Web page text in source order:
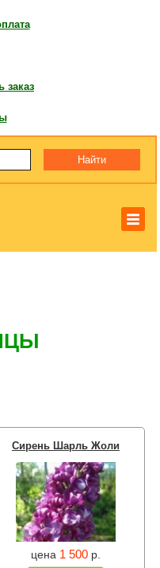
заказ
Сирень Шарль Жоли
цена 1 500 р.